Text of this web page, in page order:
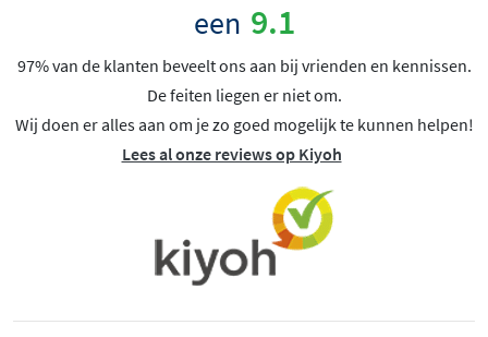
een 9.1
97% van de klanten beveelt ons aan bij vrienden en kennissen.
De feiten liegen er niet om.
Wij doen er alles aan om je zo goed mogelijk te kunnen helpen!
Lees al onze reviews op Kiyoh